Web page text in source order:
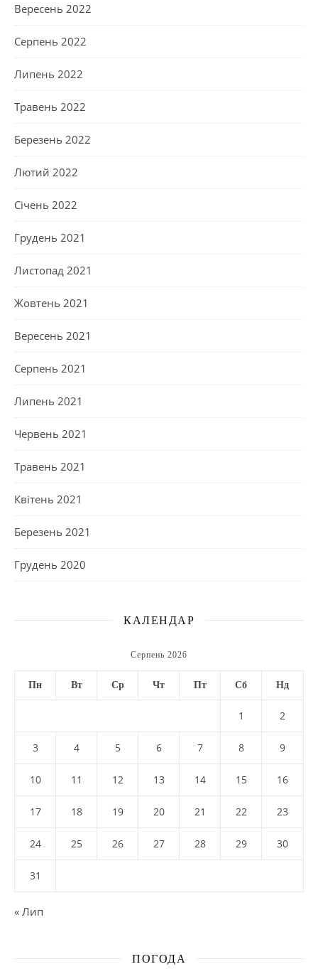
Вересень 2022
Серпень 2022
Липень 2022
Травень 2022
Березень 2022
Лютий 2022
Січень 2022
Грудень 2021
Листопад 2021
Жовтень 2021
Вересень 2021
Серпень 2021
Липень 2021
Червень 2021
Травень 2021
Квітень 2021
Березень 2021
Грудень 2020
КАЛЕНДАР
Серпень 2026
Пн Вт Ср Чт Пт Сб Нд
1 2
3 4 5 6 7 8 9
10 11 12 13 14 15 16
17 18 19 20 21 22 23
24 25 26 27 28 29 30
31
« Лип
ПОГОДА